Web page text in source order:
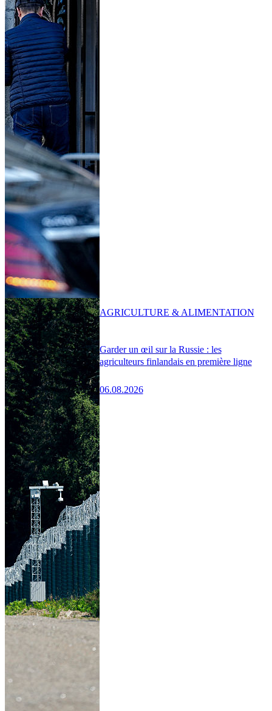
Garder un œil sur la Russie : les
agriculteurs finlandais en première ligne
06.08.2026
AGRICULTURE & ALIMENTATION